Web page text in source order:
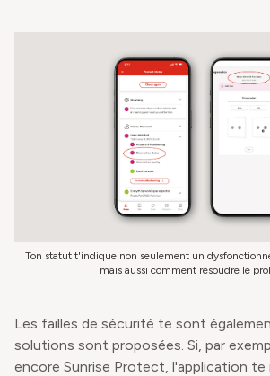
Ton statut t'indique non seulement un
mais aussi comment résoudre le
Les failles de sécurité te sont
solutions sont proposées. Si, par
encore Sunrise Protect, l'application te